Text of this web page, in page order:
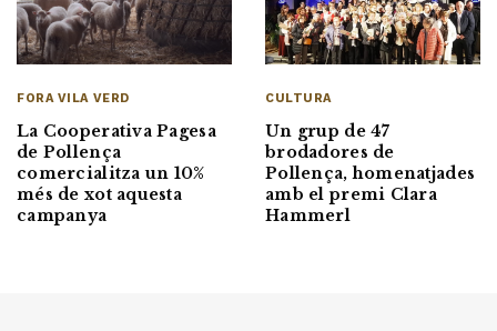
FORA VILA VERD
La Cooperativa Pagesa
de Pollença
comercialitza un 10%
més de xot aquesta
campanya
CULTURA
Un grup de 47
brodadores de
Pollença, homenatjades
amb el premi Clara
Hammerl